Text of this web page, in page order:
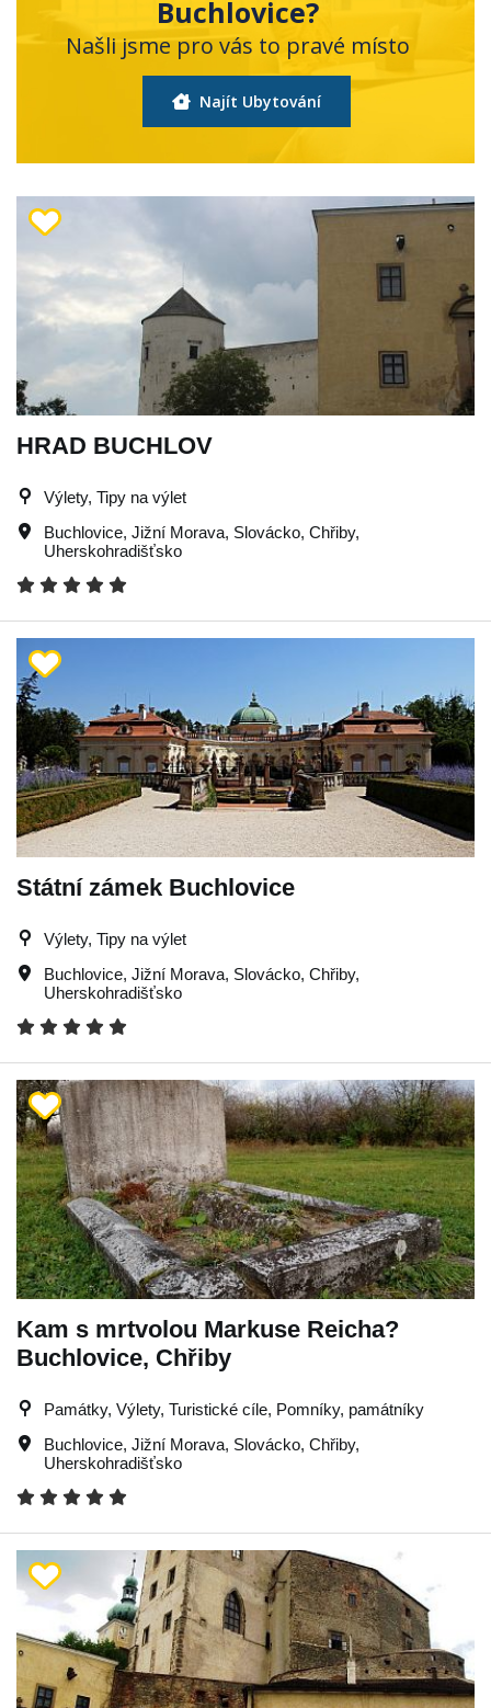
Buchlovice?
Našli jsme pro vás to pravé místo
Najít Ubytování
HRAD BUCHLOV
Výlety, Tipy na výlet
Buchlovice, Jižní Morava, Slovácko, Chřiby,
Uherskohradišťsko
Státní zámek Buchlovice
Výlety, Tipy na výlet
Buchlovice, Jižní Morava, Slovácko, Chřiby,
Uherskohradišťsko
Kam s mrtvolou Markuse Reicha?
Buchlovice, Chřiby
Památky, Výlety, Turistické cíle, Pomníky, památníky
Buchlovice, Jižní Morava, Slovácko, Chřiby,
Uherskohradišťsko